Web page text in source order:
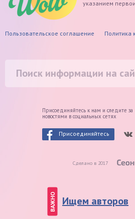
указанием
Пользовательское соглашение Политика
Присоединяйтесь к нам и следите за
новостями в социальных сетях
Присоединяйтесь
Сделано в 2017
ВАЖНО Ищем авторов